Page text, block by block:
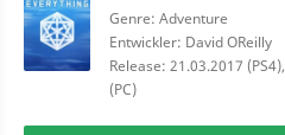
Genre: Adventure
Entwickler: David OReilly
Release: 21.03.2017
(PC)